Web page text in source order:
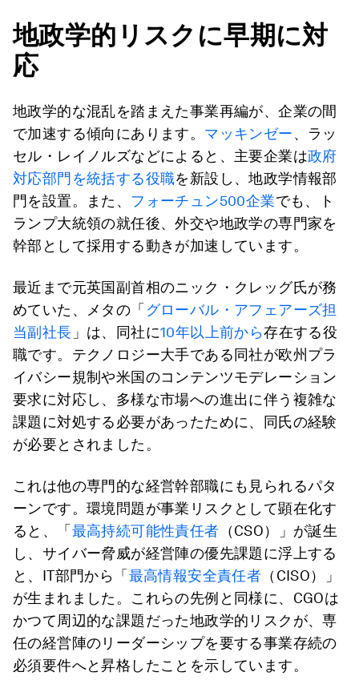
地政学的リスクに早期に対
応
地政学的な混乱を踏まえた事業再編が、企業の間
で加速する傾向にあります。 マッキンゼー、ラッ
セル・レイノルズなどによると、主要企業は政府
対応部門を統括する役職を新設し、地政学情報部
門を設置。また、 フォーチュン500企業でも、ト
ランプ大統領の就任後、外交や地政学の専門家を
幹部として採用する動きが加速しています。
最近まで元英国副首相のニック・クレッグ氏が務
めていた、メタの「 グローバル・アフェアーズ担
当副社長 」は、同社に10年以上前から存在する役
職です。テクノロジー大手である同社が欧州プラ
イバシー規制や米国のコンテンツモデレーション
要求に対応し、多様な市場への進出に伴う複雑な
課題に対処する必要があったために、同氏の経験
が必要とされました。
これは他の専門的な経営幹部職にも見られるパタ
ーンです。環境問題が事業リスクとして顕在化す
ると、「 最高持続可能性責任者 （CSO）」が誕生
し、サイバー脅威が経営陣の優先課題に浮上する
と、IT部門から「 最高情報安全責任者 （CISO）」
が生まれました。これらの先例と同様に、CGOは
かつて周辺的な課題だった地政学的リスクが、専
任の経営陣のリーダーシップを要する事業存続の
必須要件へと昇格したことを示しています。